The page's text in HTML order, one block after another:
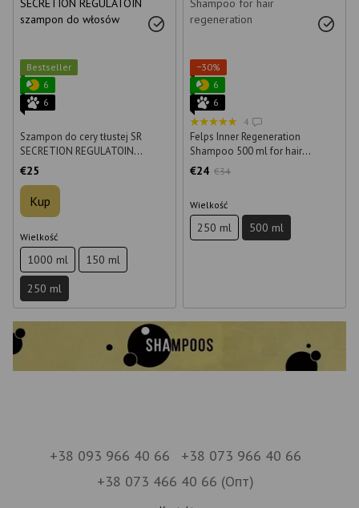
Bestseller
6
6
Szampon do cery tłustej SR
SECRETION REGULATOIN
szampon do włosów 250 ml
€25
Kup
Wielkość
1000 ml
150 ml
250 ml
−30%
6
6
4
Felps Inner Regeneration
Shampoo 500 ml for hair
regeneration
€24 €34
Wielkość
250 ml 500 ml
+38 093 966 40 66
+38 073 966 40 66
+38 073 466 40 66 (Опт)